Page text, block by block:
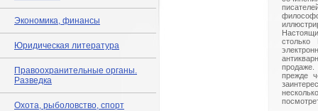
Экономика, финансы
Юридическая литература
Правоохранительные органы.
Разведка
Охота, рыболовство, спорт
столько
прежде